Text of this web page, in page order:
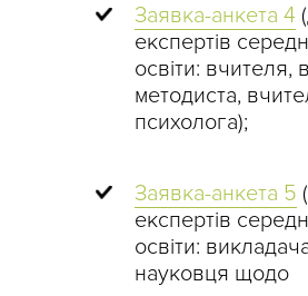
Заявка-анкета 4
експертів
освіти: вчителя,
методиста,
психолога);
Заявка-анкета 5
експертів
освіти:
науковця щодо